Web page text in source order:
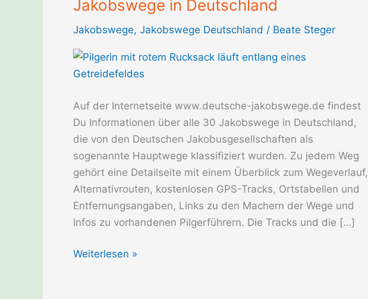
Jakobswege in Deutschland
Jakobswege, Jakobswege Deutschland / Beate Steger
Auf der Internetseite www.deutsche-jakobswege.de findest
Du Informationen über alle 30 Jakobswege in Deutschland,
die von den Deutschen Jakobusgesellschaften als
sogenannte Hauptwege klassifiziert wurden. Zu jedem Weg
gehört eine Detailseite mit einem Überblick zum Wegeverlauf,
Alternativrouten, kostenlosen GPS-Tracks, Ortstabellen und
Entfernungsangaben, Links zu den Machern der Wege und
Infos zu vorhandenen Pilgerführern. Die Tracks und die […]
Jakobswege
Weiterlesen »